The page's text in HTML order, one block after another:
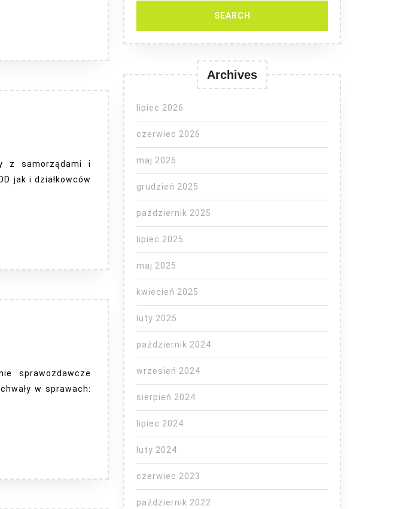
z samorządami i
jak i działkowców
sprawozdawcze
w sprawach:
Archives
lipiec 2026
czerwiec 2026
maj 2026
grudzień 2025
październik 2025
lipiec 2025
maj 2025
kwiecień 2025
luty 2025
październik 2024
wrzesień 2024
sierpień 2024
lipiec 2024
luty 2024
czerwiec 2023
październik 2022